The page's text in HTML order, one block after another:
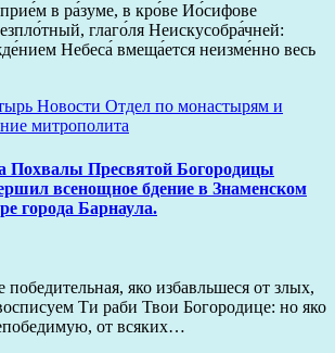
в ра́зуме, в кро́ве Ио́сифове
глаго́ля Неискусобра́чней:
Небеса́ вмеща́ется неизме́нно весь
Новости Отдел по монастырям и
митрополита
Похвалы Пресвятой Богородицы
всенощное бдение в Знаменском
города Барнаула.
яко избавльшеся от злых,
Ти раби Твои Богородице: но яко
от всяких…